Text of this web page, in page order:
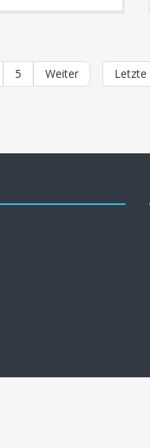
5 Weiter Letzte